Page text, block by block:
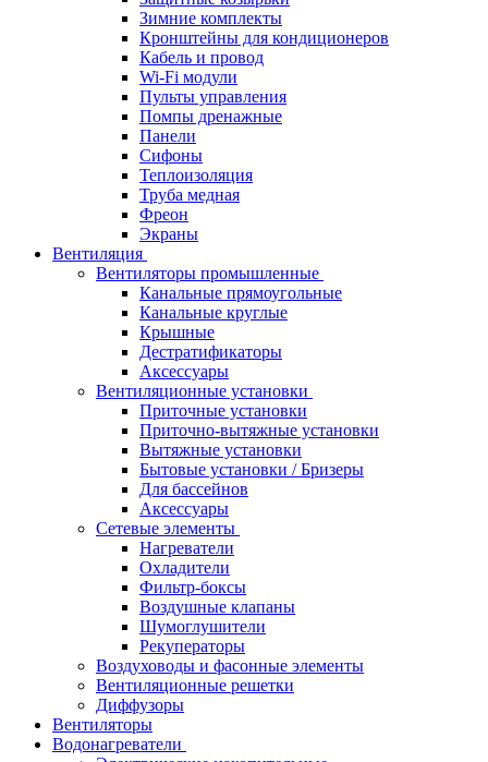
Зимние комплекты
Кронштейны для кондиционеров
Кабель и провод
Wi-Fi модули
Пульты управления
Помпы дренажные
Панели
Сифоны
Теплоизоляция
Труба медная
Фреон
Экраны
Вентиляция
Вентиляторы промышленные
Канальные прямоугольные
Канальные круглые
Крышные
Дестратификаторы
Аксессуары
Вентиляционные установки
Приточные установки
Приточно-вытяжные установки
Вытяжные установки
Бытовые установки / Бризеры
Для бассейнов
Аксессуары
Сетевые элементы
Нагреватели
Охладители
Фильтр-боксы
Воздушные клапаны
Шумоглушители
Рекуператоры
Воздуховоды и фасонные элементы
Вентиляционные решетки
Диффузоры
Вентиляторы
Водонагреватели